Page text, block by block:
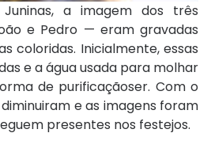
a imagem dos três
e Pedro — eram gravadas
coloridas. Inicialmente, essas
e a água usada para molhar
de purificaçãoser. Com o
e as imagens foram
presentes nos festejos.